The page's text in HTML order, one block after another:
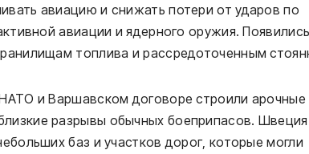
авиацию и снижать потери от ударов по
авиации и ядерного оружия. Появились
топлива и рассредоточенным
и Варшавском договоре строили арочные
разрывы обычных боеприпасов. Швеция
баз и участков дорог, которые могли